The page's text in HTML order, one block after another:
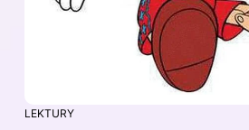
LEKTURY